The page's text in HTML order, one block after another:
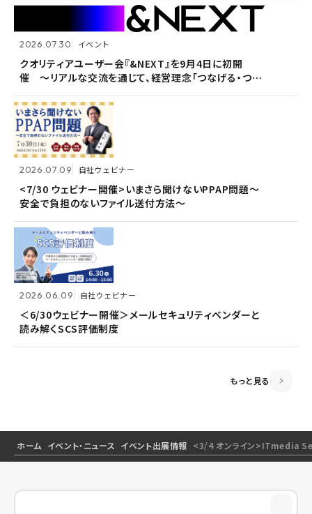
2026.07.30 イベント
クオリティアユーザー会『&NEXT』を9月4日に初開
催 〜リアルな交流を通じて、経営理念「つなげる・つな
2026.07.09 自社ウェビナー
<7/30 ウェビナー開催>いまさら聞けないPPAP問題～
安全で負担のないファイル送付方法～
2026.06.09 自社ウェビナー
＜6/30ウェビナー開催＞メールセキュリティベンダーと
読み解くSCS評価制度
2026.07.30 イベント
クオリティアユーザー会『&NEXT』を9月4日に初開
催 〜リアルな交流を通じて、経営理念「つなげる・つな
2026.07.09 自社ウェビナー
<7/30 ウェビナー開催>いまさら聞けないPPAP問題～
安全で負担のないファイル送付方法～
2026.06.09 自社ウェビナー
＜6/30ウェビナー開催＞メールセキュリティベンダーと
読み解くSCS評価制度
2026.07.09 自社ウェビナー
<7/30 ウェビナー開催>いまさら聞けないPPAP問題～
2026.06.09 自社ウェビナー
＜6/30ウェビナー開催＞メールセキュリティベンダーと
2026.04.28 共催ウェビナー
＜5/21ウェビナー開催＞ゼロトラスト思考～信用しない
もっと見る
ホーム イベント・ニュース イベント出展情報 <3/4 オンライン>ITmedia